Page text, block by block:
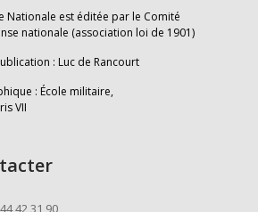
Nationale est éditée par le Comité
nationale (association loi de 1901)
: Luc de Rancourt
: École militaire,
VII
42 31 90